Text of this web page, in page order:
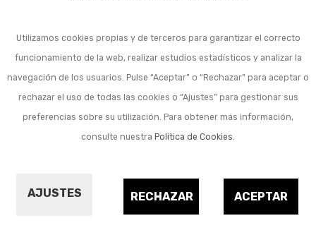
Utilizamos cookies propias y de terceros para garantizar el correcto
funcionamiento de la web, realizar estudios estadísticos y analizar la
navegación de los usuarios. Pulse “Aceptar” o “Rechazar” para aceptar o
rechazar el uso de todas las cookies o “Ajustes” para gestionar sus
preferencias sobre su utilización. Para obtener más información,
consulte nuestra Política de Cookies.
AJUSTES ACEPTAR
RECHAZAR
Listado de subcategorías en Tratamiento del agua
Filtros de grifo cocina y recambios
Jarras, botellas tratamiento del agua cocina